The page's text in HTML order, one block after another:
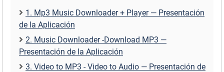
1. Mp3 Music Downloader + Player — Presentación
de la Aplicación
2. Music Downloader -Download MP3 —
Presentación de la Aplicación
3. Video to MP3 - Video to Audio — Presentación de